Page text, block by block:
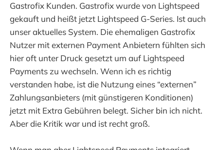
Gastrofix Kunden. Gastrofix wurde von Lightspeed
gekauft und heißt jetzt Lightspeed G-Series. Ist auch
unser aktuelles System. Die ehemaligen Gastrofix
Nutzer mit externen Payment Anbietern fühlten sich
hier oft unter Druck gesetzt um auf Lightspeed
Payments zu wechseln. Wenn ich es richtig
verstanden habe, ist die Nutzung eines “externen”
Zahlungsanbieters (mit günstigeren Konditionen)
jetzt mit Extra Gebühren belegt. Sicher bin ich nicht.
Aber die Kritik war und ist recht groß.